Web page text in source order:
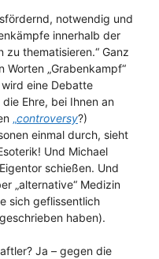
notwendig und
innerhalb der
zu thematisieren.“ Ganz
„Grabenkampf“
wird eine Debatte
Ehre, bei Ihnen an
„controversy?)
einmal durch, sieht
Und Michael
schießen. Und
„alternative“ Medizin
sich geflissentlich
haben).
Ja – gegen die